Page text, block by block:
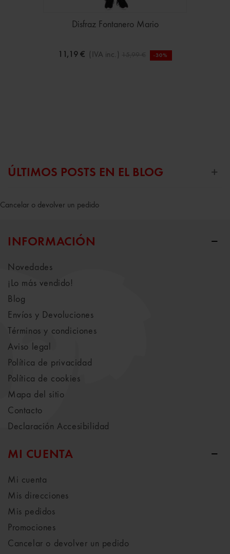
Disfraz Fontanero Mario
11,19 € (IVA inc.) 15,99 € -30%
ÚLTIMOS POSTS EN EL BLOG
Cancelar o devolver un pedido
INFORMACIÓN
Novedades
¡Lo más vendido!
Blog
Envíos y Devoluciones
Términos y condiciones
Aviso legal
Política de privacidad
Política de cookies
Mapa del sitio
Contacto
Declaración Accesibilidad
MI CUENTA
Mi cuenta
Mis direcciones
Mis pedidos
Promociones
Cancelar o devolver un pedido